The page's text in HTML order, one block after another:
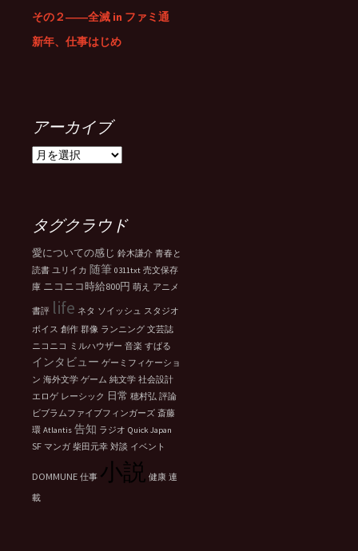
その２――全滅 in ファミ通
新年、仕事はじめ
アーカイブ
ア
ブ
タグクラウド
愛についての感じ 鈴木謙介 青春と
読書 ユリイカ 随筆 0311txt 売文保存
庫 ニコニコ時給800円 萌え アニメ
書評 life ネタ ソイッシュ スタジオ
ボイス 創作 群像 ランニング 文芸誌
ニコニコ
ミルハウザー 音楽 すばる
インタビュー ゲーミフィケーショ
ン 海外文学 ゲーム 純文学 社会設計
エロゲ レーシック 日常 穂村弘 評論
ビブラムファイブフィンガーズ 斎藤
環 Atlantis 告知 ラジオ Quick Japan
SF マンガ 柴田元幸 対談 イベント
DOMMUNE 仕事 小説 健康 連
載